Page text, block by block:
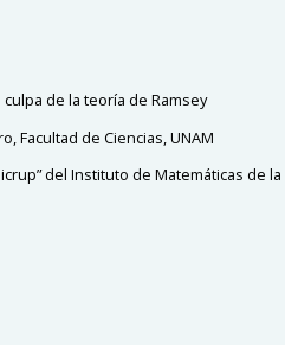
de la teoría de Ramsey
Facultad de Ciencias, UNAM
del Instituto de Matemáticas de la